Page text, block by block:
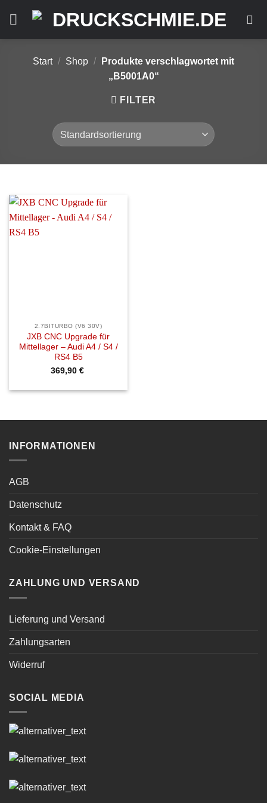
Inhalt
springen
Start / Shop /
Produkte verschlagwortet mit
„B5001A0“
FILTER
2.7BITURBO (V6 30V)
JXB CNC Upgrade für
Mittellager – Audi A4 / S4 /
RS4 B5
369,90 €
INFORMATIONEN
AGB
Datenschutz
Kontakt & FAQ
Cookie-Einstellungen
ZAHLUNG UND VERSAND
Lieferung und Versand
Zahlungsarten
Widerruf
SOCIAL MEDIA